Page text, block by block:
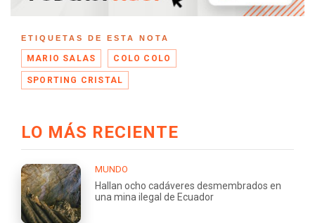
ETIQUETAS DE ESTA NOTA
MARIO SALAS COLO COLO
SPORTING CRISTAL
LO MÁS RECIENTE
MUNDO
Hallan ocho cadáveres desmembrados en
una mina ilegal de Ecuador